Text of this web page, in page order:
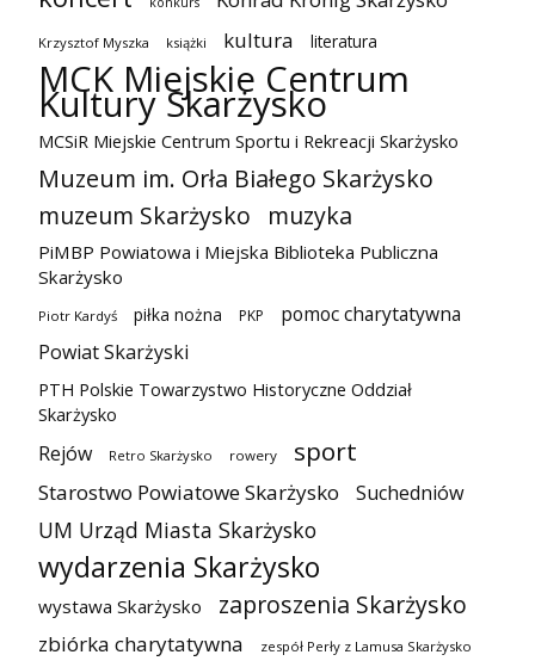
Krzysztof Myszka książki kultura literatura
MCK Miejskie Centrum
Kultury Skarżysko
MCSiR Miejskie Centrum Sportu i Rekreacji Skarżysko
Muzeum im. Orła Białego Skarżysko
muzeum Skarżysko
muzyka
PiMBP Powiatowa i Miejska Biblioteka Publiczna
Skarżysko
Piotr Kardyś piłka nożna PKP
pomoc charytatywna
Powiat Skarżyski
PTH Polskie Towarzystwo Historyczne Oddział
Skarżysko
Rejów Retro Skarżysko rowery sport
Starostwo Powiatowe Skarżysko Suchedniów
UM Urząd Miasta Skarżysko
wydarzenia Skarżysko
wystawa Skarżysko zaproszenia Skarżysko
zbiórka charytatywna zespół Perły z Lamusa Skarżysko